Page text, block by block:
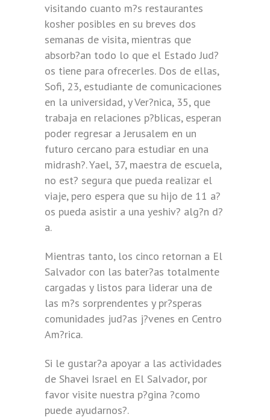
visitando cuanto m?s restaurantes
kosher posibles en su breves dos
semanas de visita, mientras que
absorb?an todo lo que el Estado Jud?
os tiene para ofrecerles. Dos de ellas,
Sofi, 23, estudiante de comunicaciones
en la universidad, y Ver?nica, 35, que
trabaja en relaciones p?blicas, esperan
poder regresar a Jerusalem en un
futuro cercano para estudiar en una
midrash?. Yael, 37, maestra de escuela,
no est? segura que pueda realizar el
viaje, pero espera que su hijo de 11 a?
os pueda asistir a una yeshiv? alg?n d?
a.
Mientras tanto, los cinco retornan a El
Salvador con las bater?as totalmente
cargadas y listos para liderar una de
las m?s sorprendentes y pr?speras
comunidades jud?as j?venes en Centro
Am?rica.
Si le gustar?a apoyar a las actividades
de Shavei Israel en El Salvador, por
favor visite nuestra p?gina ?como
puede ayudarnos?.